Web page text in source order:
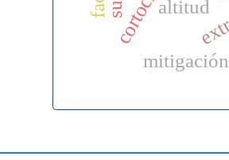
mitigación
altitud